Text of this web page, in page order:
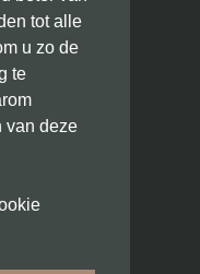
tot alle
u zo de
te
van deze